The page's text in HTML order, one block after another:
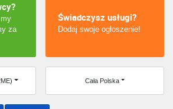
za
Świadczysz usługi?
Dodaj swoje ogłoszenie!
Cała Polska